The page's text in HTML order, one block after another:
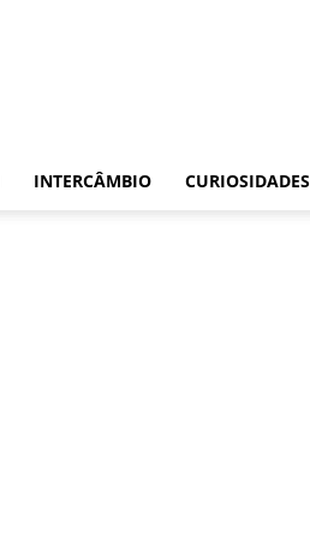
INTERCÂMBIO CURIOSIDADES